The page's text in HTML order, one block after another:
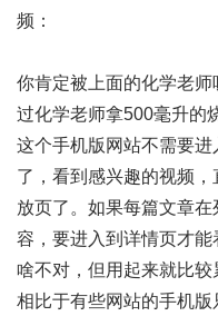
频：
你肯定被上面的化学老
过化学老师拿500毫升的
这个手机版网站不需要
了，看到感兴趣的视频
放页了。如果每篇文章
容，要进入到详情页才
啥不对，但用起来就比较
相比于有些网站的手机